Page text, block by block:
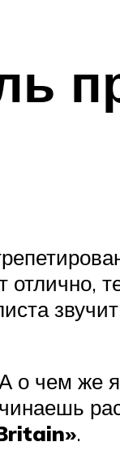
о чем же
.